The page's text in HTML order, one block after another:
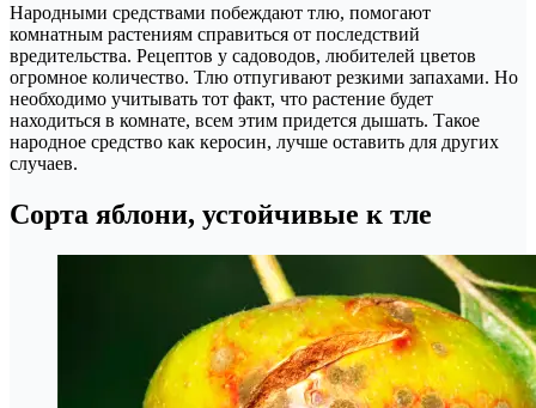
Народными средствами побеждают тлю, помогают
комнатным растениям справиться от последствий
вредительства. Рецептов у садоводов, любителей цветов
огромное количество. Тлю отпугивают резкими запахами. Но
необходимо учитывать тот факт, что растение будет
находиться в комнате, всем этим придется дышать. Такое
народное средство как керосин, лучше оставить для других
случаев.
Сорта яблони, устойчивые к тле